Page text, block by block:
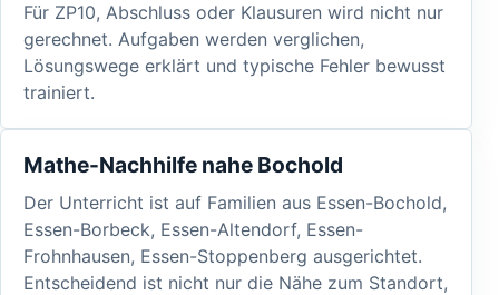
Für ZP10, Abschluss oder Klausuren wird nicht nur
gerechnet. Aufgaben werden verglichen,
Lösungswege erklärt und typische Fehler bewusst
trainiert.
Mathe-Nachhilfe nahe Bochold
Der Unterricht ist auf Familien aus Essen-Bochold,
Essen-Borbeck, Essen-Altendorf, Essen-
Frohnhausen, Essen-Stoppenberg ausgerichtet.
Entscheidend ist nicht nur die Nähe zum Standort,